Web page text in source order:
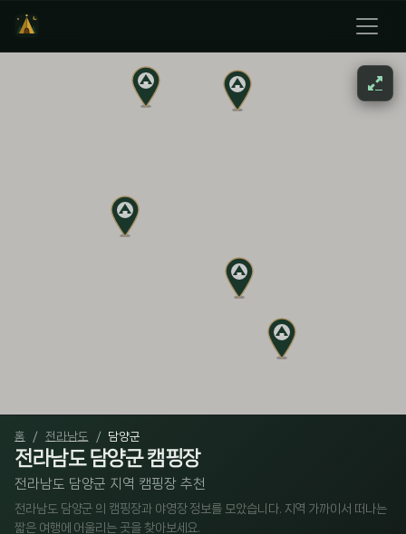
홈 전라남도 담양군
전라남도 담양군 캠핑장
전라남도 담양군 지역 캠핑장 추천
전라남도 담양군 의 캠핑장과 야영장 정보를 모았습니다. 지역 가까이서 떠나는
짧은 여행에 어울리는 곳을 찾아보세요.